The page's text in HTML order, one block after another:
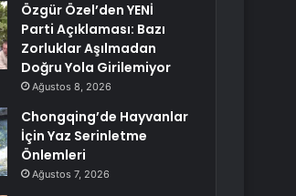
Özgür Özel’den YENİ
Parti Açıklaması: Bazı
Zorluklar Aşılmadan
Doğru Yola Girilemiyor
Ağustos 8, 2026
Chongqing’de Hayvanlar
İçin Yaz Serinletme
Önlemleri
Ağustos 7, 2026